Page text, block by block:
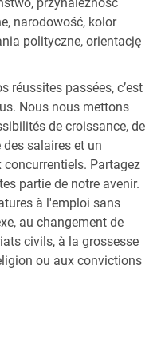
narodowość, kolor
polityczne, orientację
réussites passées, c’est
Nous nous mettons
de croissance, de
salaires et un
concurrentiels. Partagez
partie de notre avenir.
à l'emploi sans
au changement de
civils, à la grossesse
ou aux convictions